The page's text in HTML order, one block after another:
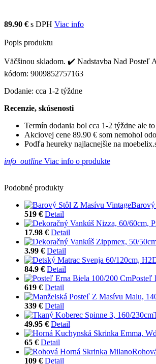
89.90 € s DPH Viac info
Popis produktu
Väčšinou skladom. ✔️ Nadstavba Nad Posteľ
kódom: 9009852757163
Dodanie: cca 1-2 týždne
Recenzie, skúsenosti
Termín dodania bol cca 1-2 týždne ale
Akciovej cene 89.90 € som nemohol
Podľa heureky najlacnejšie na
info_outline Viac info o produkte
Podobné produkty
519 € Detail
17.98 € Detail
3.99 € Detail
84.9 € Detail
Posteľ
619 € Detail
339 € Detail
49.95 € Detail
65 € Detail
109 € Detail